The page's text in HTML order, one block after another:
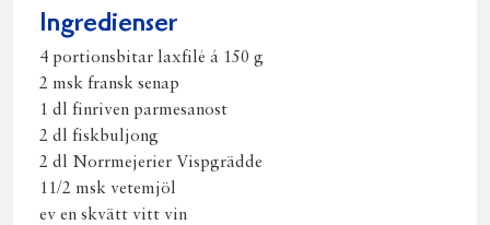
Ingredienser
4 portionsbitar laxfilé á 150 g
2 msk fransk senap
1 dl finriven parmesanost
2 dl fiskbuljong
2 dl Norrmejerier Vispgrädde
11/2 msk vetemjöl
ev en skvätt vitt vin